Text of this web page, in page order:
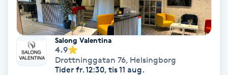
Naglar borttagning
Naglar reparation
Salong Valentina
4.9
Drottninggatan 76, Helsingborg
Tider fr. 12:30, tis 11 aug.